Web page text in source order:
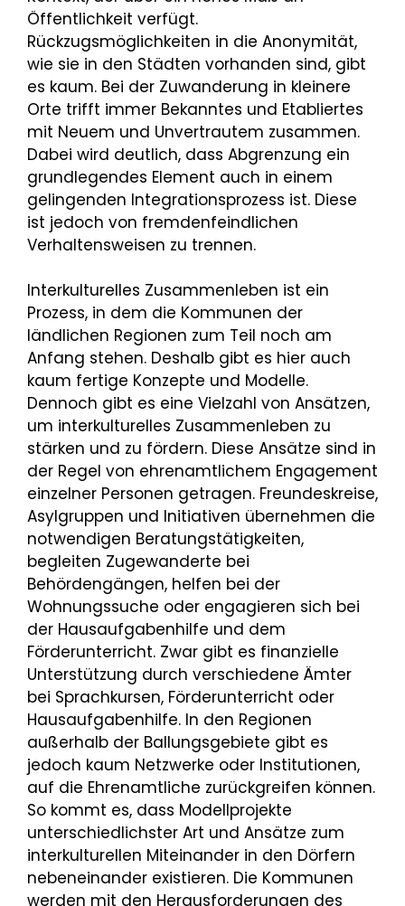
Öffentlichkeit verfügt.
Rückzugsmöglichkeiten in die Anonymität,
wie sie in den Städten vorhanden sind, gibt
es kaum. Bei der Zuwanderung in kleinere
Orte trifft immer Bekanntes und Etabliertes
mit Neuem und Unvertrautem zusammen.
Dabei wird deutlich, dass Abgrenzung ein
grundlegendes Element auch in einem
gelingenden Integrationsprozess ist. Diese
ist jedoch von fremdenfeindlichen
Verhaltensweisen zu trennen.
Interkulturelles Zusammenleben ist ein
Prozess, in dem die Kommunen der
ländlichen Regionen zum Teil noch am
Anfang stehen. Deshalb gibt es hier auch
kaum fertige Konzepte und Modelle.
Dennoch gibt es eine Vielzahl von Ansätzen,
um interkulturelles Zusammenleben zu
stärken und zu fördern. Diese Ansätze sind in
der Regel von ehrenamtlichem Engagement
einzelner Personen getragen. Freundeskreise,
Asylgruppen und Initiativen übernehmen die
notwendigen Beratungstätigkeiten,
begleiten Zugewanderte bei
Behördengängen, helfen bei der
Wohnungssuche oder engagieren sich bei
der Hausaufgabenhilfe und dem
Förderunterricht. Zwar gibt es finanzielle
Unterstützung durch verschiedene Ämter
bei Sprachkursen, Förderunterricht oder
Hausaufgabenhilfe. In den Regionen
außerhalb der Ballungsgebiete gibt es
jedoch kaum Netzwerke oder Institutionen,
auf die Ehrenamtliche zurückgreifen können.
So kommt es, dass Modellprojekte
unterschiedlichster Art und Ansätze zum
interkulturellen Miteinander in den Dörfern
nebeneinander existieren. Die Kommunen
werden mit den Herausforderungen des